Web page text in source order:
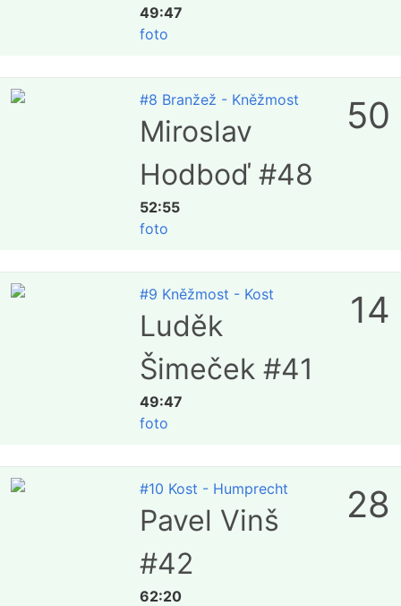
49:47
foto
#8 Branžež - Kněžmost
Miroslav
Hodboď #48
52:55
foto
50
#9 Kněžmost - Kost
Luděk
Šimeček #41
49:47
foto
14
#10 Kost - Humprecht
Pavel Vinš
#42
62:20
28